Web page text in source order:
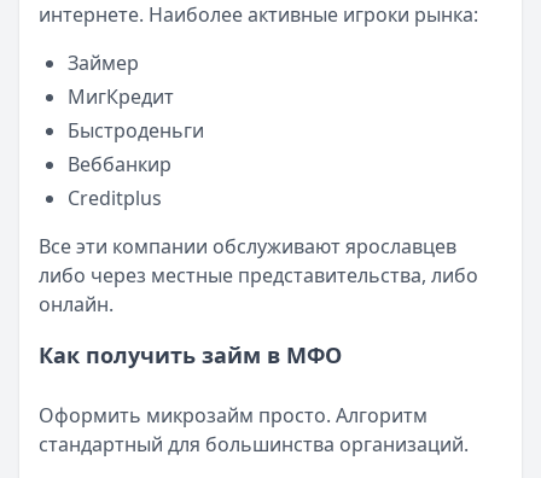
интернете. Наиболее активные игроки рынка:
Займер
МигКредит
Быстроденьги
Веббанкир
Creditplus
Все эти компании обслуживают ярославцев
либо через местные представительства, либо
онлайн.
Как получить займ в МФО
Оформить микрозайм просто. Алгоритм
стандартный для большинства организаций.